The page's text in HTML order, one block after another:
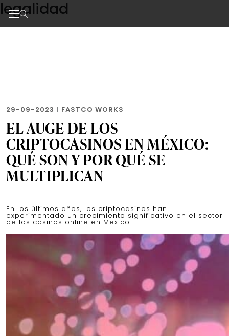
Skip
to
the
legalidad
29-09-2023 | FASTCO WORKS
EL AUGE DE LOS
CRIPTOCASINOS EN MÉXICO:
QUÉ SON Y POR QUÉ SE
MULTIPLICAN
En los últimos años, los criptocasinos han
experimentado un crecimiento significativo en el sector
de los casinos online en Mexico.